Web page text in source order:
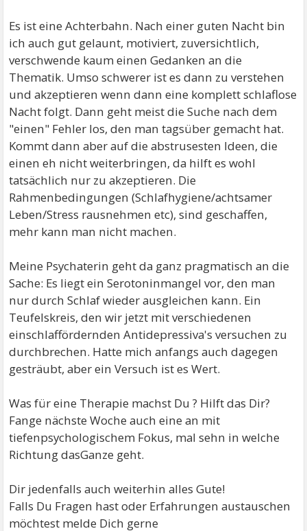
Es ist eine Achterbahn. Nach einer guten Nacht bin
ich auch gut gelaunt, motiviert, zuversichtlich,
verschwende kaum einen Gedanken an die
Thematik. Umso schwerer ist es dann zu verstehen
und akzeptieren wenn dann eine komplett schlaflose
Nacht folgt. Dann geht meist die Suche nach dem
"einen" Fehler los, den man tagsüber gemacht hat.
Kommt dann aber auf die abstrusesten Ideen, die
einen eh nicht weiterbringen, da hilft es wohl
tatsächlich nur zu akzeptieren. Die
Rahmenbedingungen (Schlafhygiene/achtsamer
Leben/Stress rausnehmen etc), sind geschaffen,
mehr kann man nicht machen.
Meine Psychaterin geht da ganz pragmatisch an die
Sache: Es liegt ein Serotoninmangel vor, den man
nur durch Schlaf wieder ausgleichen kann. Ein
Teufelskreis, den wir jetzt mit verschiedenen
einschlaffördernden Antidepressiva's versuchen zu
durchbrechen. Hatte mich anfangs auch dagegen
gesträubt, aber ein Versuch ist es Wert.
Was für eine Therapie machst Du ? Hilft das Dir?
Fange nächste Woche auch eine an mit
tiefenpsychologischem Fokus, mal sehn in welche
Richtung dasGanze geht.
Dir jedenfalls auch weiterhin alles Gute!
Falls Du Fragen hast oder Erfahrungen austauschen
möchtest melde Dich gerne